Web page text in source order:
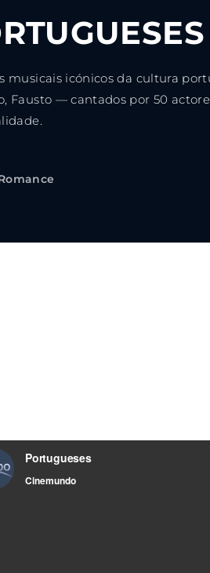
musicais icónicos da cultura
Fausto — cantados por 50
SIGN IN